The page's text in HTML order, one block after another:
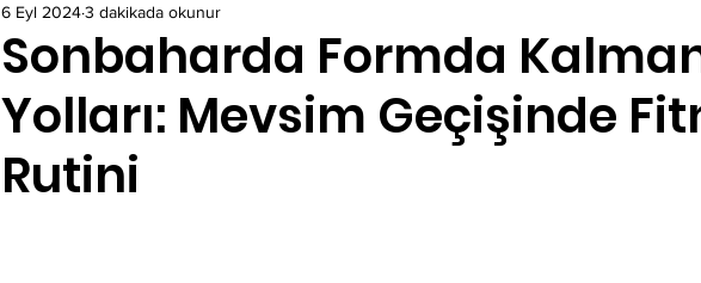
Sonbaharda Formda
Yolları: Mevsim Geçişinde
Rutini
6 Eyl 20243 dakikada okunur